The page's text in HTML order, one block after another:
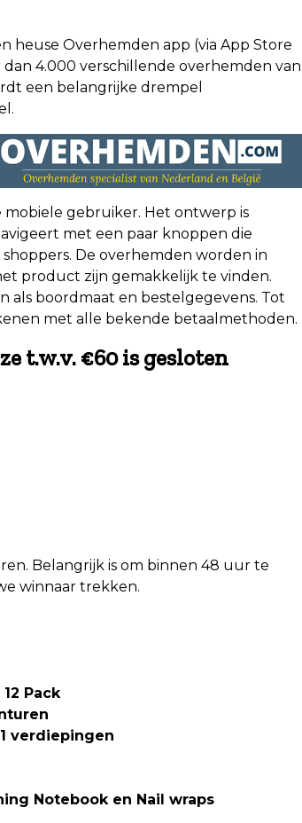
heuse Overhemden app (via App Store
4.000 verschillende overhemden van
een belangrijke drempel
mobiele gebruiker. Het ontwerp is
met een paar knoppen die
De overhemden worden in
product zijn gemakkelijk te vinden.
boordmaat en bestelgegevens. Tot
met alle bekende betaalmethoden.
t.w.v. €60 is gesloten
Belangrijk is om binnen 48 uur te
winnaar trekken.
Pack
verdiepingen
Notebook en Nail wraps